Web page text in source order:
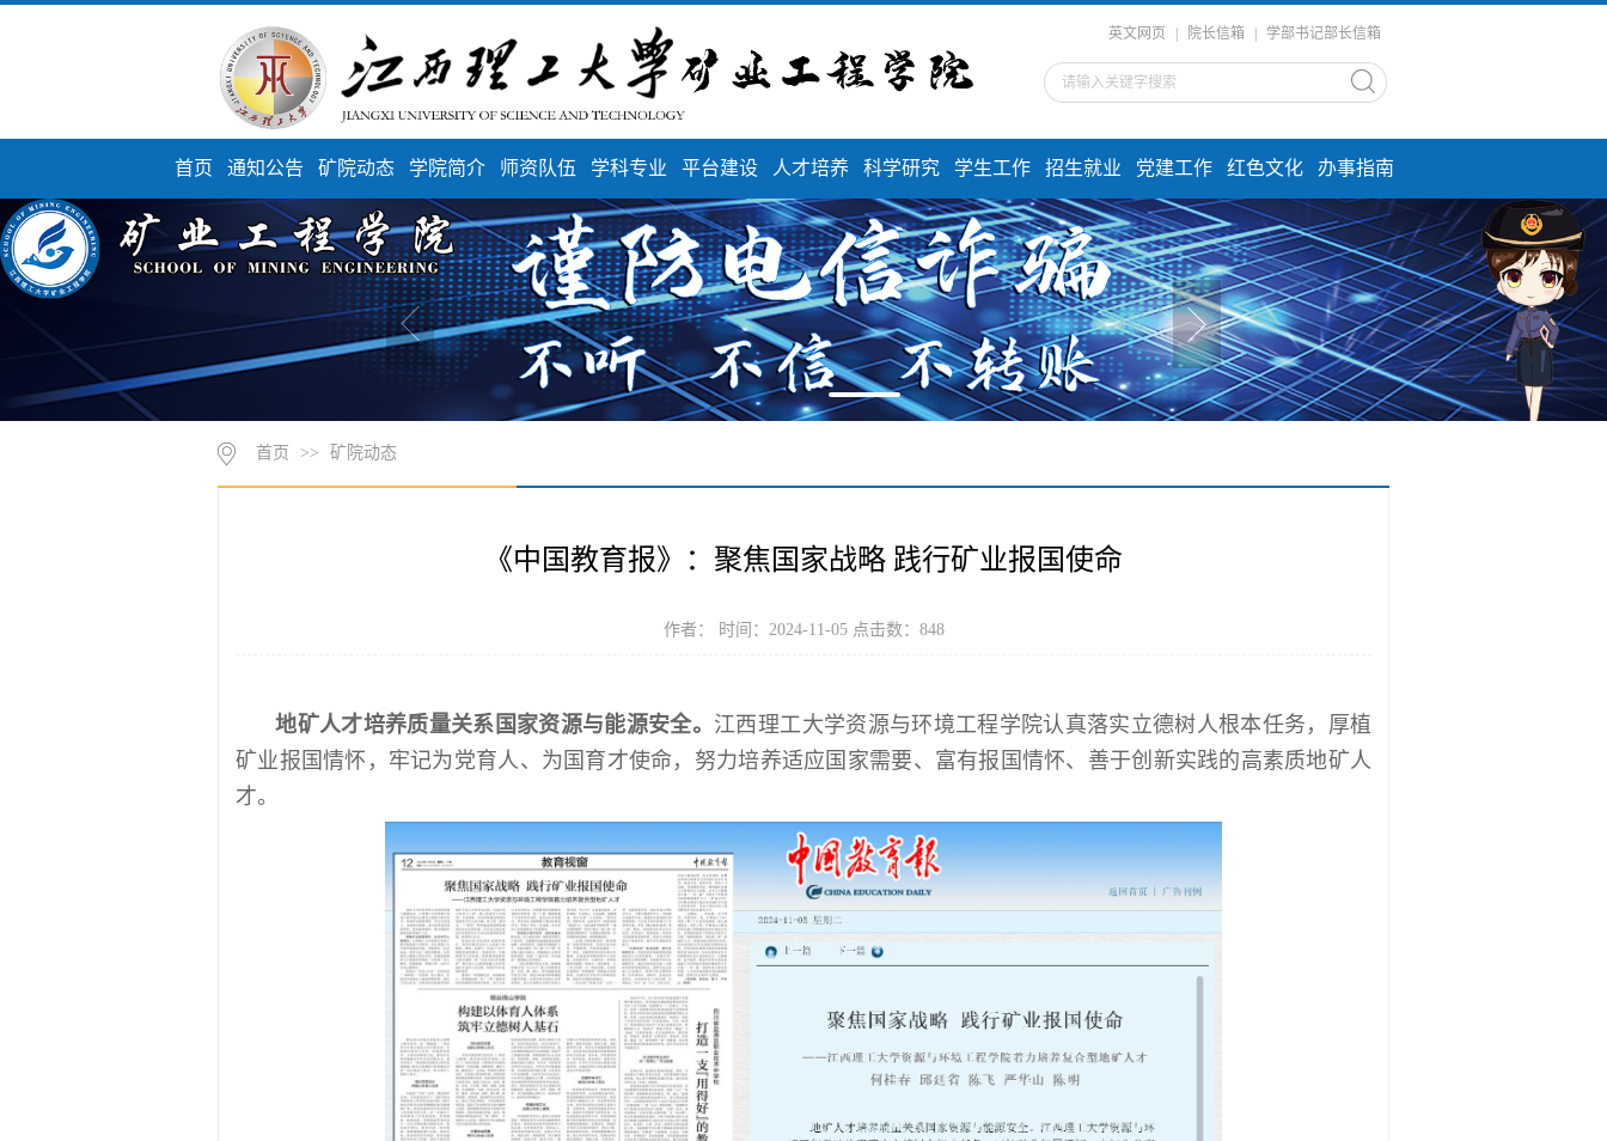
英文网页 院长信箱 学部书记部长信箱
首页 通知公告 矿院动态 学院简介 师资队伍 学科专业 平台建设 人才培养 科学研究 学生工作 招生就业 党建工作 红色文化 办事指南
首页 >> 矿院动态
《中国教育报》：聚焦国家战略 践行矿业报国使命
作者： 时间：2024-11-05 点击数： 848
地矿人才培养质量关系国家资源与能源安全。 江西理工大学资源与环境工程学院认真落实立德树人根本任务，厚植
矿业报国情怀，牢记为党育人、为国育才使命，努力培养适应国家需要、富有报国情怀、善于创新实践的高素质地矿人
才。